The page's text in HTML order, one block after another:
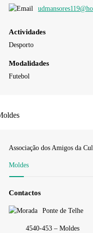
Actividades
Desporto
Modalidades
Futebol
Associação dos Amigos da
Moldes
Contactos
Ponte de Telhe
4540-453 – Moldes